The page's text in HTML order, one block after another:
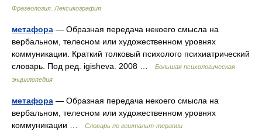
Фразеология. Лексикография
метафора — Образная передача некоего смысла на
вербальном, телесном или художественном уровнях
коммуникации. Краткий толковый психолого психиатрический
словарь. Под ред. igisheva. 2008 …
Большая психологическая
энциклопедия
метафора — Образная передача некоего смысла на
вербальном, телесном или художественном уровнях
коммуникации …
Словарь по гештальт-терапии